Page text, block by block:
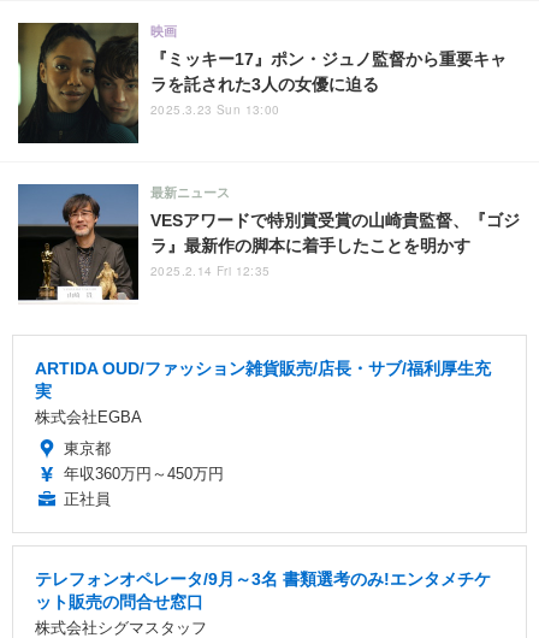
『ミッキー17』ポン・ジュノ監督から重要キャ
ラを託された3人の女優に迫る
映画
2025.3.23 Sun 13:00
VESアワードで特別賞受賞の山崎貴監督、『ゴジ
ラ』最新作の脚本に着手したことを明かす
最新ニュース
2025.2.14 Fri 12:35
ARTIDA OUD/ファッション雑貨販売/店長・サブ/福利厚生充
実
株式会社EGBA
東京都
年収360万円～450万円
正社員
テレフォンオペレータ/9月～3名 書類選考のみ!エンタメチケ
ット販売の問合せ窓口
株式会社シグマスタッフ